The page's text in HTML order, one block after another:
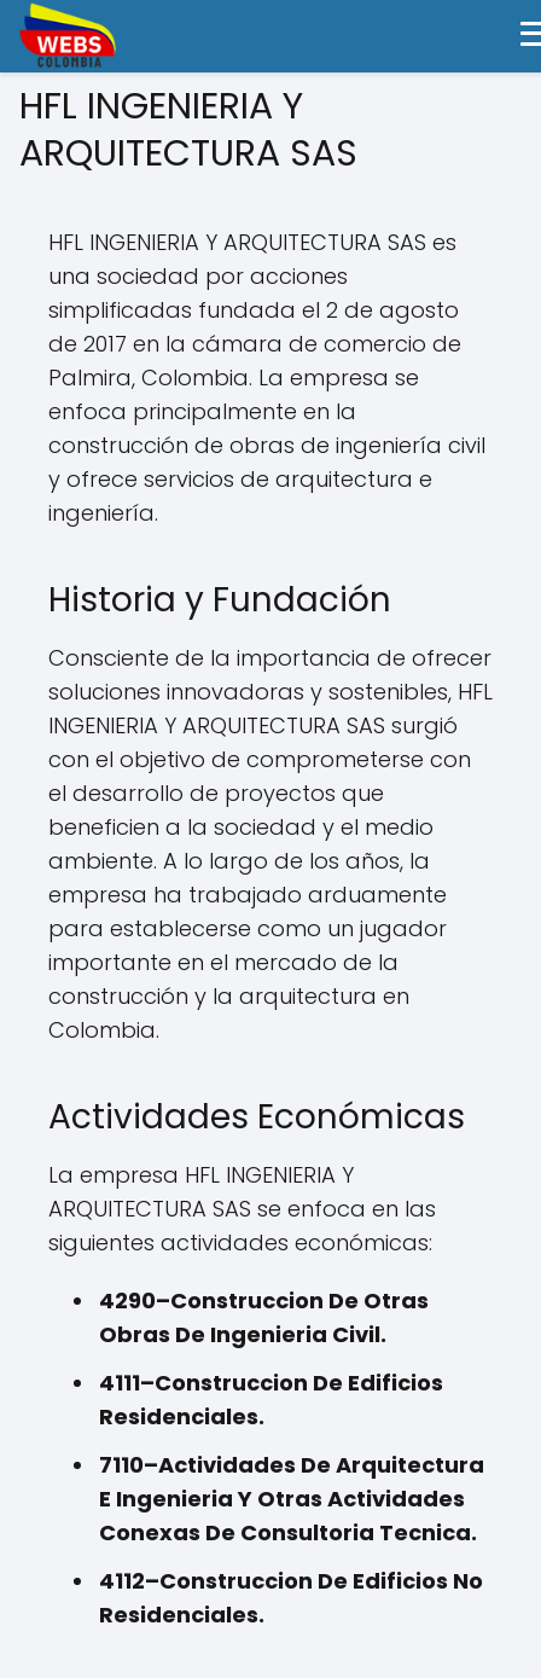
HFL INGENIERIA Y
ARQUITECTURA SAS
HFL INGENIERIA Y ARQUITECTURA SAS es
una sociedad por acciones
simplificadas fundada el 2 de agosto
de 2017 en la cámara de comercio de
Palmira, Colombia. La empresa se
enfoca principalmente en la
construcción de obras de ingeniería civil
y ofrece servicios de arquitectura e
ingeniería.
Historia y Fundación
Consciente de la importancia de ofrecer
soluciones innovadoras y sostenibles, HFL
INGENIERIA Y ARQUITECTURA SAS surgió
con el objetivo de comprometerse con
el desarrollo de proyectos que
beneficien a la sociedad y el medio
ambiente. A lo largo de los años, la
empresa ha trabajado arduamente
para establecerse como un jugador
importante en el mercado de la
construcción y la arquitectura en
Colombia.
Actividades Económicas
La empresa HFL INGENIERIA Y
ARQUITECTURA SAS se enfoca en las
siguientes actividades económicas:
4290–Construccion De Otras
Obras De Ingenieria Civil.
4111–Construccion De Edificios
Residenciales.
7110–Actividades De Arquitectura
E Ingenieria Y Otras Actividades
Conexas De Consultoria Tecnica.
4112–Construccion De Edificios No
Residenciales.